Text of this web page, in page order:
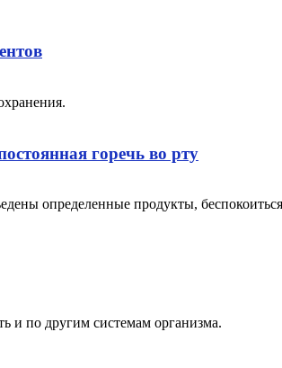
горечь во рту
определенные продукты,
и по другим системам организма.